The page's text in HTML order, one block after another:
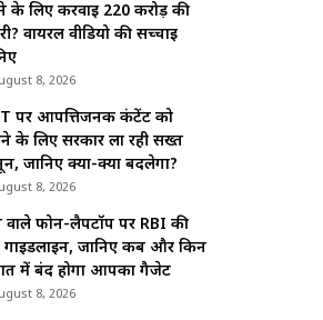
के लिए करवाई 220 करोड़ की
वायरल वीडियो की सच्चाई
8, 2026
पर आपत्तिजनक कंटेंट को
के लिए सरकार ला रही सख्त
जानिए क्या-क्या बदलेगा?
8, 2026
वाले फोन-लैपटॉप पर RBI की
गाइडलाइन, जानिए कब और किन
में बंद होगा आपका गैजेट
8, 2026